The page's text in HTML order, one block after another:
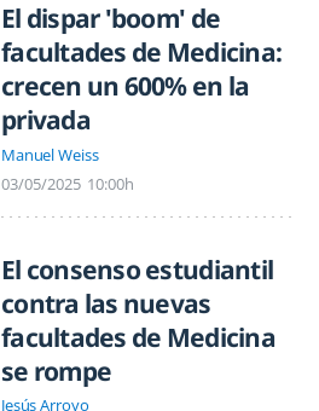
El dispar 'boom' de
facultades de Medicina:
crecen un 600% en la
privada
Manuel Weiss
03/05/2025 10:00h
El consenso estudiantil
contra las nuevas
facultades de Medicina
se rompe
Jesús Arroyo